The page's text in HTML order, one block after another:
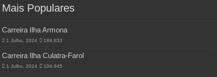
Mais Populares
Carreira Ilha Armona
1 Julho, 2024 188,833
Carreira Ilha Culatra-Farol
1 Julho, 2024 104,645